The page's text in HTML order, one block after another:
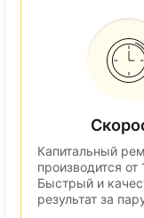
Капитальный
производится от
Быстрый и
результат за